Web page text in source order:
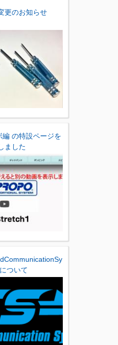
更のお知らせ
の特設ページを
ました
ついて